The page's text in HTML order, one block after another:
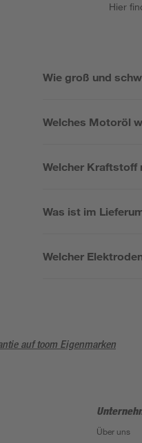
Hier
Wie groß und
Welches Motoröl
Welcher Kraftstoff
Was ist im
Welcher
auf toom Eigenmarken
Über uns